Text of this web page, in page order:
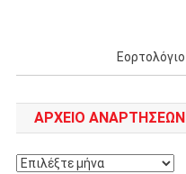
Εορτολόγιο
ΑΡΧΕΊΟ ΑΝΑΡΤΉΣΕΩΝ
Αρχείο